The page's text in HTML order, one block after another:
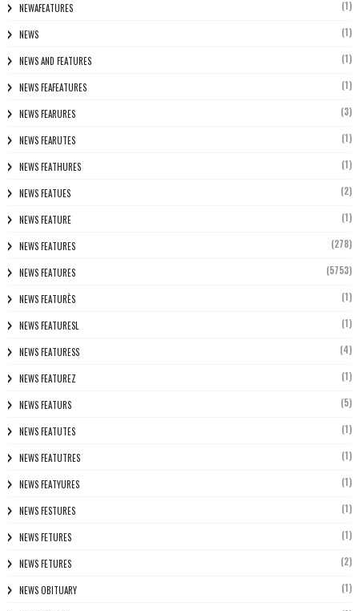
NEWAFEATURES (1)
NEWS (1)
NEWS AND FEATURES (1)
NEWS FEAFEATURES (1)
NEWS FEARURES (3)
NEWS FEARUTES (1)
NEWS FEATHURES (1)
NEWS FEATUES (2)
NEWS FEATURE (1)
NEWS FEATURES (278)
NEWS FEATURES (5753)
NEWS FEATURÈS (1)
NEWS FEATURESL (1)
NEWS FEATURESS (4)
NEWS FEATUREZ (1)
NEWS FEATURS (5)
NEWS FEATUTES (1)
NEWS FEATUTRES (1)
NEWS FEATYURES (1)
NEWS FESTURES (1)
NEWS FETURES (1)
NEWS FETURES (2)
NEWS OBITUARY (1)